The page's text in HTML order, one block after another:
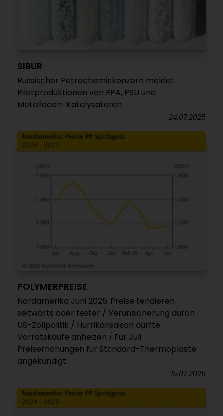
SIBUR
Russischer Petrochemiekonzern meldet
Pilotproduktionen von PPA, PSU und
Metallocen-Katalysatoren
24.07.2025
POLYMERPREISE
Nordamerika Juni 2025: Preise tendieren
seitwärts oder fester / Verunsicherung durch
US-Zollpolitik / Hurrikansaison dürfte
Vorratskäufe anheizen / Für Juli
Preiserhöhungen für Standard-Thermoplaste
angekündigt
15.07.2025